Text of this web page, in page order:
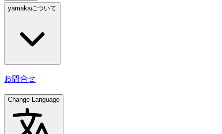
yamakaについて
お問合せ
Change Language